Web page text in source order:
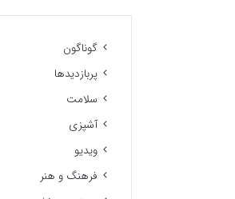
گوناگون
پربازدیدها
سلامت
آشپزی
ویدیو
فرهنگ و هنر